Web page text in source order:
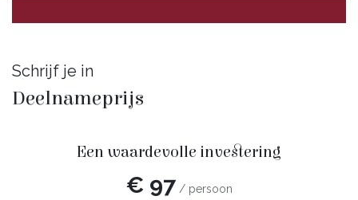
Schrijf je in
Deelnameprijs
Een waardevolle investering
€ 97 / persoon